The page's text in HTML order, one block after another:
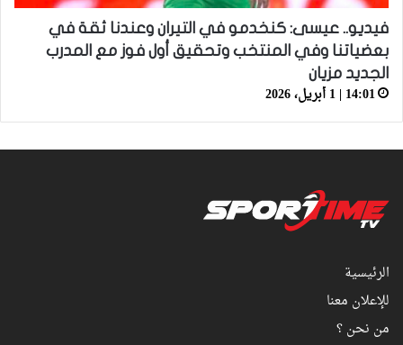
فيديو.. عيسى: كنخدمو في التيران وعندنا ثقة في
بعضياتنا وفي المنتخب وتحقيق أول فوز مع المدرب
الجديد مزيان
14:01 | 1 أبريل، 2026
الرئيسية
للإعلان معنا
من نحن ؟